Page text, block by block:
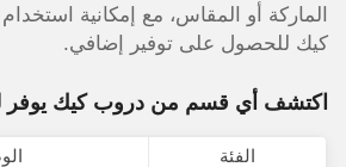
الماركة أو المقاس، مع إمكانية
كيك للحصول على توفير إضافي.
اكتشف أي قسم من دروب كيك يوفر
الفئة